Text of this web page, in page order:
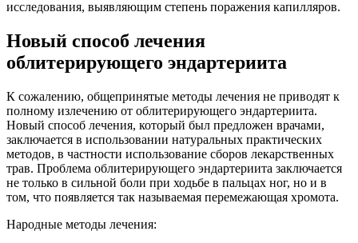
исследования, выявляющим степень поражения капилляров.
Новый способ лечения
облитерирующего эндартериита
К сожалению, общепринятые методы лечения не приводят к
полному излечению от облитерирующего эндартериита.
Новый способ лечения, который был предложен врачами,
заключается в использовании натуральных практических
методов, в частности использование сборов лекарственных
трав. Проблема облитерирующего эндартериита заключается
не только в сильной боли при ходьбе в пальцах ног, но и в
том, что появляется так называемая перемежающая хромота.
Народные методы лечения: